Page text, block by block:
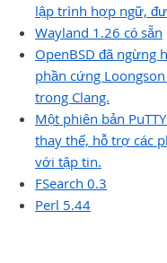
lập trình hợp ngữ,
Wayland 1.26 có sẵn
OpenBSD đã ngừng
phần cứng
trong Clang.
Một phiên bản
thay thế, hỗ trợ các
với tập tin.
FSearch 0.3
Perl 5.44